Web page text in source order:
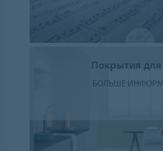
Покрытия
БОЛЬШЕ